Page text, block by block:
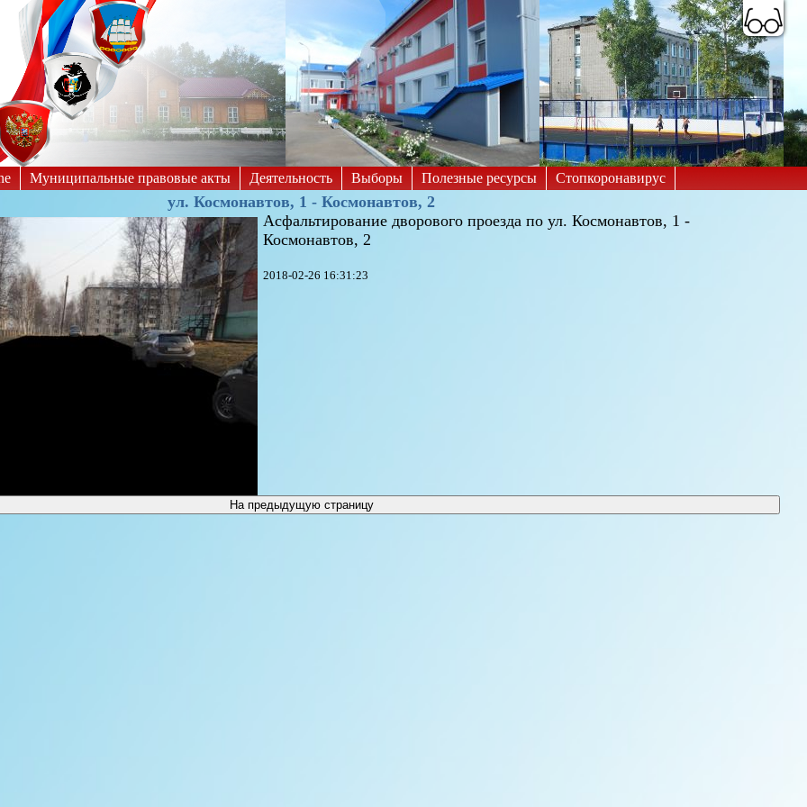
Выкл A AЦветовая схема: A A A A
Муниципальные правовые акты Деятельность Выборы Полезные ресурсы Стопкоронавирус
ул. Космонавтов, 1 - Космонавтов, 2
Асфальтирование дворового проезда по ул. Космонавтов, 1 -
Космонавтов, 2
2018-02-26 16:31:23